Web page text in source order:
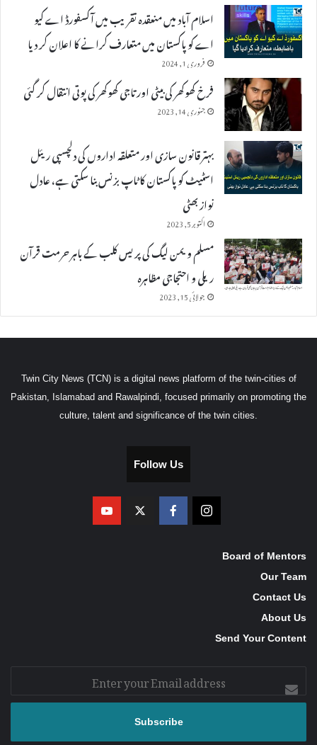
اسلام آباد میں منعقدہ تقریب میں آکسفورڈ اے کیو
اے کو پاکستان میں متعارف کرانے کا اعلان کر دیا
فروری 1, 2024
فرخ کھوکھر کی بیٹی اور تاجی کھوکھر کی پوتی انتقال کر گئی
جنوری 14, 2023
بہتر قانون سازی اور متعلقہ اداروں کی دلچسپی ریئل
اسٹیٹ کو پاکستان کا ٹاپ بزنس بنا سکتی ہے، عادل
نواز بھٹی
اکتوبر 5, 2023
مسلم ویمن لیگ کی پریس کلب کے باہر حرمت قرآن
ریلی و احتجاجی مظاہرہ
جولائی 15, 2023
Twin City News (TCN) is a digital news platform of the twin-cities of
Pakistan, Islamabad and Rawalpindi, focused primarily on promoting the
culture, talent and significance of the twin cities.
Follow Us
Board of Mentors
Our Team
Contact Us
About Us
Send Your Content
your